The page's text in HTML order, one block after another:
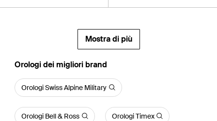
Mostra di più
‪Orologi‬ dei migliori brand
Orologi Swiss Alpine Military
Orologi Bell & Ross Orologi Timex